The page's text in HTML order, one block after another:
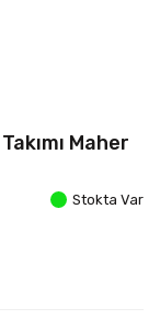
Maher
Stokta Var